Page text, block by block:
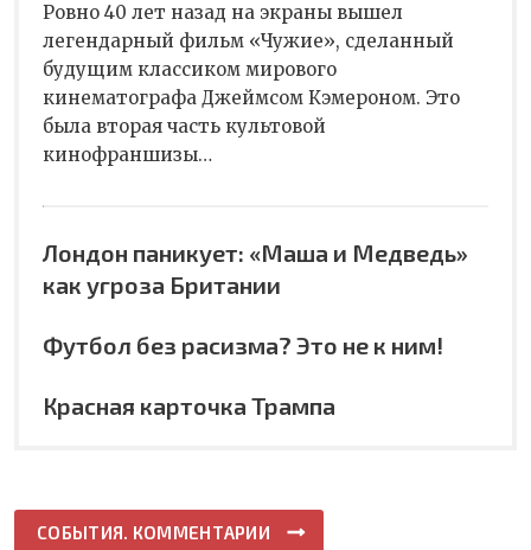
Ровно 40 лет назад на экраны вышел
легендарный фильм «Чужие», сделанный
будущим классиком мирового
кинематографа Джеймсом Кэмероном. Это
была вторая часть культовой
кинофраншизы…
Лондон паникует: «Маша и Медведь»
как угроза Британии
Футбол без расизма? Это не к ним!
Красная карточка Трампа
СОБЫТИЯ. КОММЕНТАРИИ